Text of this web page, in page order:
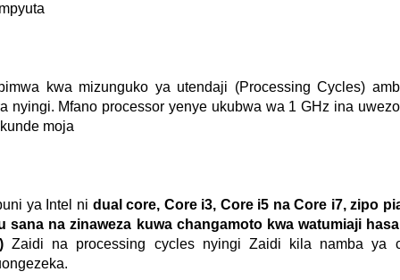
kwa mizunguko ya utendaji (Processing Cycles)
nyingi. Mfano processor yenye ukubwa wa 1 GHz ina
moja
ya Intel ni dual core, Core i3, Core i5 na Core i7, zipo
sana na zinaweza kuwa changamoto kwa watumiaji
Zaidi na processing cycles nyingi Zaidi kila namba ya